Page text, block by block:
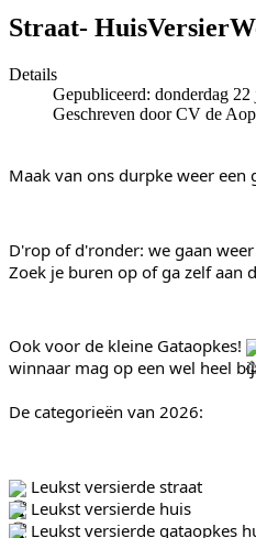
Straat-
Details
Gepubliceerd: donderdag
Geschreven door CV de
Maak van ons durpke weer een
D'rop of d'ronder: we gaan
Zoek je buren op of ga zelf aan
Ook voor de kleine Gataopkes!
winnaar mag op een wel heel
De categorieën van 2026:
Leukst versierde straat
Leukst versierde huis
Leukst versierde gataopkes